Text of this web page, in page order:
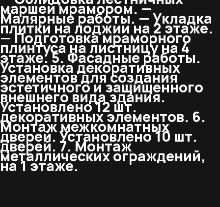
маршей мрамором. —
Малярные работы. — Укладка
плитки на лоджии на 2 этаже.
— Подготовка мраморного
плинтуса на листницу на 4
этаже. 5. Фасадные работы.
Установка декоративных
элементов для создания
эстетичного и защищенного
внешнего вида здания.
Установлено 12 шт.
декоративных элементов. 6.
Монтаж межкомнатных
дверей. Установлено 10 шт.
дверей. 7. Монтаж
металлических ограждений,
на 1 этаже.